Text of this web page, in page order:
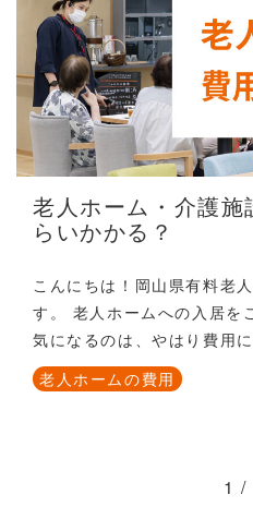
老人ホーム・介護施
らいかかる？
こんにちは！岡山県有料老
す。 老人ホームへの入居を
気になるのは、やはり費用
か。今回は、老人ホームへ
どれくらいのお金が必要な
老人ホームの費用
1 /